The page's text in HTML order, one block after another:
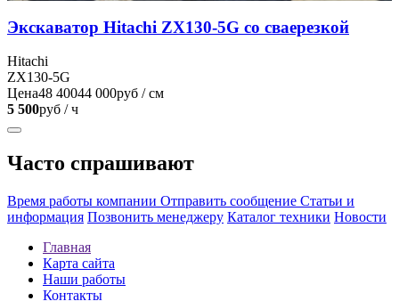
Экскаватор Hitachi ZX130-5G со сваерезкой
Hitachi
ZX130-5G
Цена48 40044 000руб / см
5 500руб / ч
Часто спрашивают
Время работы компании Отправить сообщение Статьи и
информация Позвонить менеджеру Каталог техники Новости
Главная
Карта сайта
Наши работы
Контакты